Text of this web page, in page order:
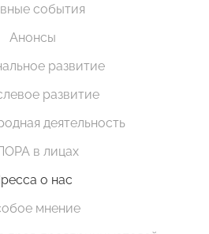
события
Анонсы
развитие
развитие
деятельность
в лицах
о нас
мнение